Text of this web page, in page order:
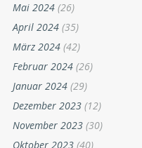
Mai 2024 (26)
April 2024 (35)
März 2024 (42)
Februar 2024 (26)
Januar 2024 (29)
Dezember 2023 (12)
November 2023 (30)
Oktober 2023 (40)